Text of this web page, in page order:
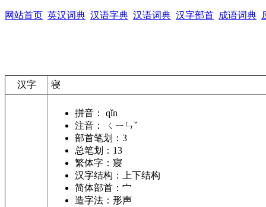
网站首页 英汉词典 汉语字典 汉语词典 汉字部首 成语词典
汉字 寝
拼音：
qǐn
注音：
ㄑㄧㄣˇ
部首笔划： 3
总笔划： 13
繁体字： 寢
汉字结构：
上下结构
简体部首： 宀
造字法： 形声